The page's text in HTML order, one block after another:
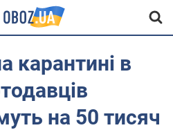
карантині в
на 50 тисяч